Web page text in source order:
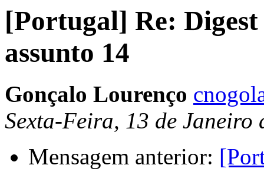
[Portugal] Re:
assunto 14
Gonçalo Lourenço
Sexta-Feira, 13 de Janeiro
Mensagem anterior: